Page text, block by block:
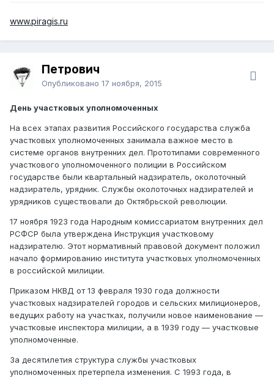
www.piragis.ru
Петрович
Опубликовано 17 ноября, 2015
День участковых уполномоченных
На всех этапах развития Российского государства служба
участковых уполномоченных занимала важное место в
системе органов внутренних дел. Прототипами современного
участкового уполномоченного полиции в Российском
государстве были квартальный надзиратель, околоточный
надзиратель, урядник. Службы околоточных надзирателей и
урядников существовали до Октябрьской революции.
17 ноября 1923 года Народным комиссариатом внутренних дел
РСФСР была утверждена Инструкция участковому
надзирателю. Этот нормативный правовой документ положил
начало формированию института участковых уполномоченных
в российской милиции.
Приказом НКВД от 13 февраля 1930 года должности
участковых надзирателей городов и сельских милиционеров,
ведущих работу на участках, получили новое наименование —
участковые инспектора милиции, а в 1939 году — участковые
уполномоченные.
За десятилетия структура службы участковых
уполномоченных претерпела изменения. С 1993 года, в